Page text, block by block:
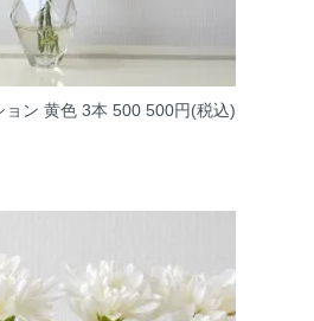
ョン 黄色 3本 500500円(税込)